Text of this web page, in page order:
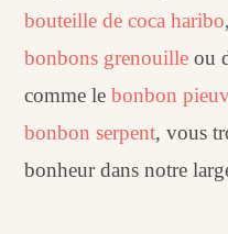
bouteille de coca haribo
bonbons grenouille ou
comme lebonbon
bonbon serpent, vous
bonheur dans notre